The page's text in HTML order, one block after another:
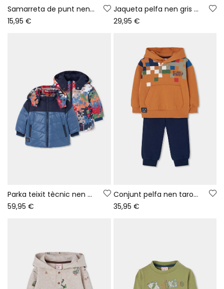
Samarreta de punt nen gris vigoré estampat gos
15,95 €
Jaqueta pelfa nen gris vigoré Game On
29,95 €
Parka teixit tècnic nen blau reversible estampada
59,95 €
Conjunt pelfa nen taronja estampat píxels
35,95 €